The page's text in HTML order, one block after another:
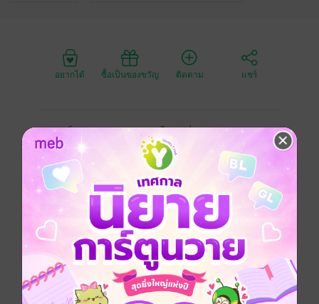
อยากได้ ซื้อเป็นของขวัญ ติดตาม แชร์
เธอจำเป็นต้องบอกเลิกกับเขาในวันที่เขาขอเธอแต่งงาน
ด้วยเหตุผลบางอย่างที่อึดอัดอยู่ในใจเธอหนีเขาไปทั้งที่ไม่รู้
ว่ามีทายาทของเขาอยู่ในท้องเมื่อโชคชะตานำพาให้เธอ
มาเจอกับเขาอีกครั้งในฐานะพยาบาลกับคนไข้เรื่องราวต่อ
ไปจะเป็นยังไงกันนะ
ชื่อนิยายตัวละครหรือสถานที่ล้วนเกิดจากจินตนาการไม่
ได้เจตนาอ้างอิงถึงใครหรือสิ่งใด ขอทำความเข้าใจ ณ ที่นี้
ด้วยนะคะ
ความที่สองคนจะรักกันได้ต้องมีความซื่อสัตย์เมื่อมีใครคน
ใดคนหนึ่งไม่ซื่อสัตย์ปิดบังซ่อนเร้นมันก็เป็นเหตุนำพาให้
ความรักพังลงได้